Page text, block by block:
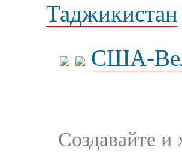
Таджикистан
США-
Создавайте